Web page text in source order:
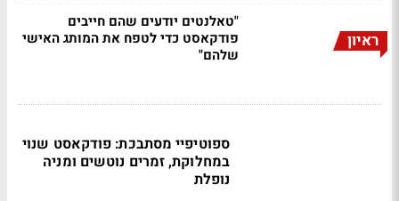
ראיון
"טאלנטים יודעים שהם חייבים
פודקאסט כדי לטפח את המותג האישי
שלהם"
ספוטיפיי מסתבכת: פודקאסט שנוי
במחלוקת, זמרים נוטשים ומניה
נופלת